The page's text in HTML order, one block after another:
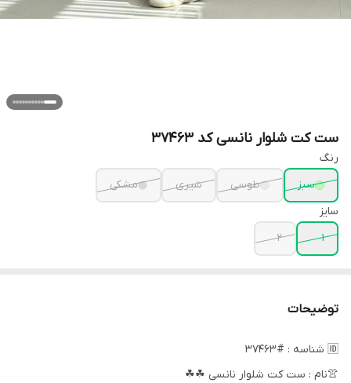
ست کت شلوار نانسی کد 37463
رنگ
سبز
طوسی شیری
مشکی
سایز
1
2
توضیحات
🆔 شناسه : #37463
👚نام : ست کت شلوار نانسی ☘☘